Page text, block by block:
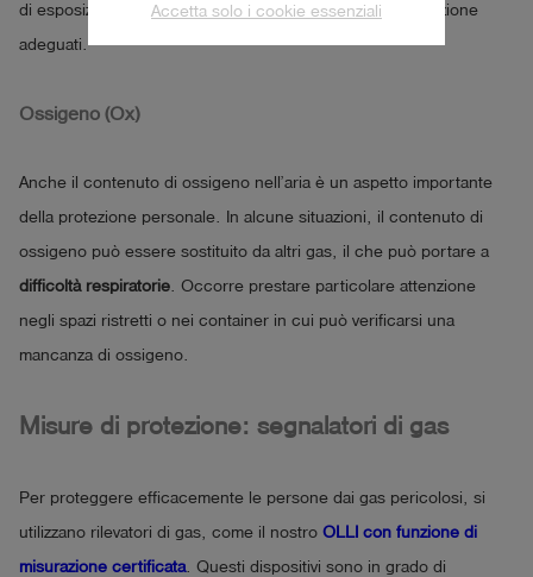
Accetta solo i cookie essenziali
di esposizione professionale e l’uso di dispositivi di protezione
adeguati.
Ossigeno (Ox)
Anche il contenuto di ossigeno nell’aria è un aspetto importante
della protezione personale. In alcune situazioni, il contenuto di
ossigeno può essere sostituito da altri gas, il che può portare a
difficoltà respiratorie . Occorre prestare particolare attenzione
negli spazi ristretti o nei container in cui può verificarsi una
mancanza di ossigeno.
Misure di protezione: segnalatori di gas
Per proteggere efficacemente le persone dai gas pericolosi, si
utilizzano rilevatori di gas, come il nostro OLLI con funzione di
misurazione certificata. Questi dispositivi sono in grado di